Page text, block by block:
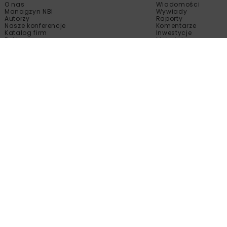
O nas
Managzyn NBI
Autorzy
Nasze konferencje
Katalog firm
Reklama
Wiadomości
Wywiady
Raporty
Komentarze
Inwestycje
Materiały